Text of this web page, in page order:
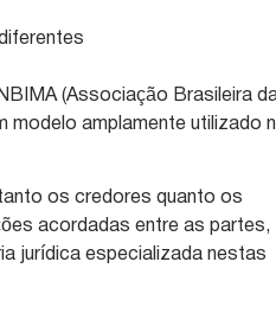
(Associação Brasileira
modelo amplamente utilizado
os credores quanto os
acordadas entre as partes,
jurídica especializada nestas